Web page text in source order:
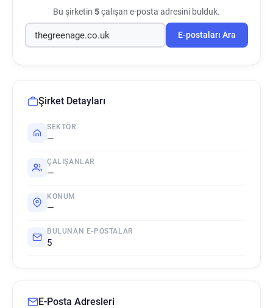
Bu şirketin 5çalışan e-posta adresini bulduk.
E-postaları Ara
Şirket Detayları
SEKTÖR
—
ÇALIŞANLAR
—
KONUM
—
BULUNAN E-POSTALAR
5
E-Posta Adresleri